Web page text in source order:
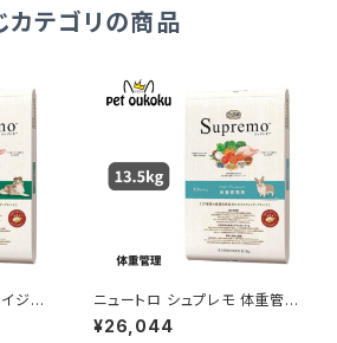
カテゴリの商品
ジン
007
ニュートロ シュプレモ 体重管理
用 成犬用 13.5kg 007910510
9987
¥26,044